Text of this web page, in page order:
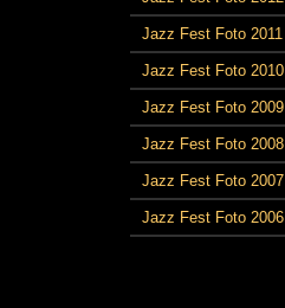
Jazz Fest Foto 2011
Jazz Fest Foto 2010
Jazz Fest Foto 2009
Jazz Fest Foto 2008
Jazz Fest Foto 2007
Jazz Fest Foto 2006